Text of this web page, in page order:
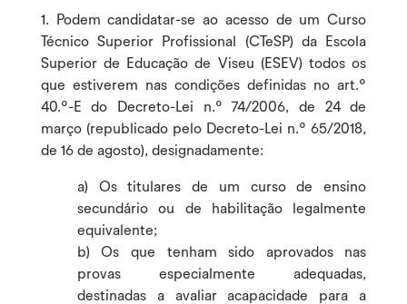
1. Podem candidatar-se ao acesso de um Curso
Técnico Superior Profissional (CTeSP) da Escola
Superior de Educação de Viseu (ESEV) todos os
que estiverem nas condições definidas no art.º
40.º-E do Decreto-Lei n.º 74/2006, de 24 de
março (republicado pelo Decreto-Lei n.º 65/2018,
de 16 de agosto), designadamente:
a) Os titulares de um curso de ensino
secundário ou de habilitação legalmente
equivalente;
b) Os que tenham sido aprovados nas
provas especialmente adequadas,
destinadas a avaliar acapacidade para a